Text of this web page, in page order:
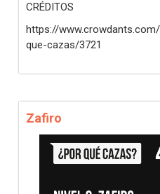
CRÉDITOS
https://
que-cazas/3721
Zafiro